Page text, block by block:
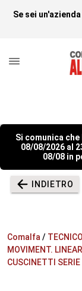
Se sei
Si comunica
08/08/2026 al
08/08 in
INDIETRO
Comalfa /
MOVIMENT.
CUSCINETTI SERIE